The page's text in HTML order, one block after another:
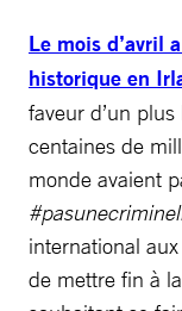
Le mois d’avril
historique en
faveur d’un
centaines de
monde avaient
international
de mettre fin à